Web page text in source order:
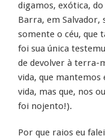
digamos, exótica,
Barra, em Salvador,
somente o céu, que
foi sua única
de devolver à terra-
vida, que mantemos
vida, mas que, nos
foi nojento!).
Por que raios eu